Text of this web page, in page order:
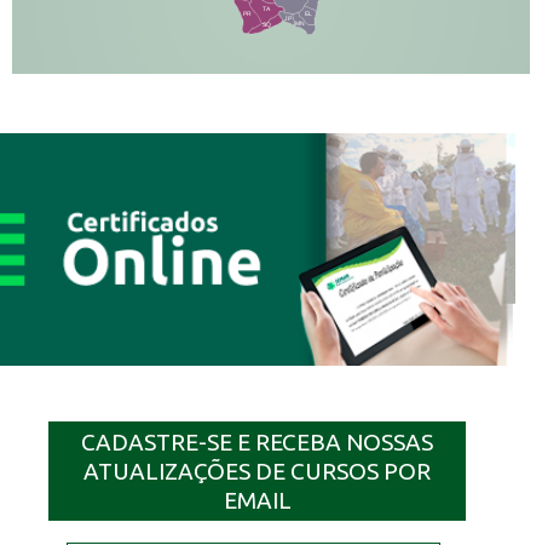
EL
JP
PR
TA
SQ MN
CADASTRE-SE E RECEBA NOSSAS
ATUALIZAÇÕES DE CURSOS POR
EMAIL